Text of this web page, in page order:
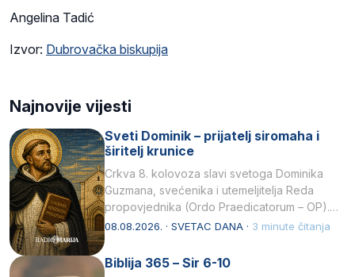
Angelina Tadić
Izvor: Dubrovačka biskupija
Najnovije vijesti
Sveti Dominik – prijatelj siromaha i
širitelj krunice
Crkva 8. kolovoza slavi svetoga Dominika
Guzmana, svećenika i utemeljitelja Reda
propovjednika (Ordo Praedicatorum – OP).
Svojim životom, dubokom ljubavlju prema
08.08.2026. · SVETAC DANA · 3 minute čitanja
Biblija 365 – Sir 6-10